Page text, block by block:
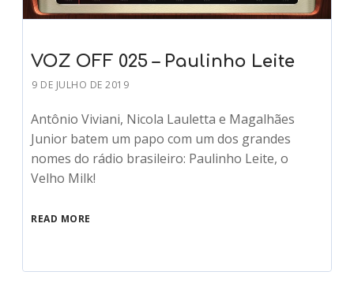
VOZ OFF 025 – Paulinho Leite
9 DE JULHO DE 2019
Antônio Viviani, Nicola Lauletta e Magalhães
Junior batem um papo com um dos grandes
nomes do rádio brasileiro: Paulinho Leite, o
Velho Milk!
READ MORE